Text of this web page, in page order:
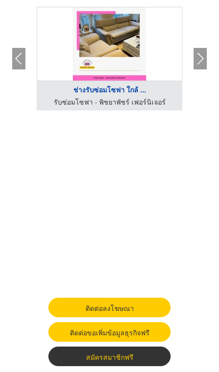
ช่างรับซ่อมโซฟา ใกล้ ...
รับซ่อมโซฟา - พิชยาพัชร์ เฟอร์นิเจอร์
ติดต่อลงโฆษณา
ติดต่อขอเพิ่มข้อมูลธุรกิจฟรี
สมัครสมาชิกฟรี